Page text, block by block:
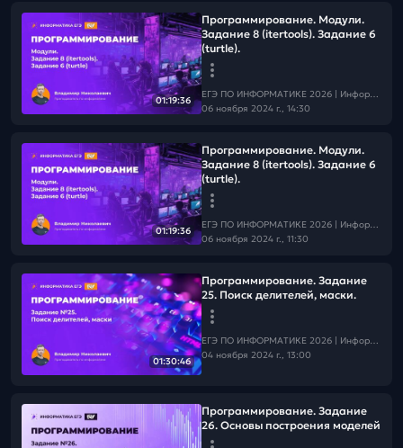
01:19:36
Программирование. Модули.
Задание 8 (itertools). Задание 6
(turtle).
ЕГЭ ПО ИНФОРМАТИКЕ 2026 | Информатика с БУ
06 ноября 2024 г., 14:30
01:19:36
Программирование. Модули.
Задание 8 (itertools). Задание 6
(turtle).
ЕГЭ ПО ИНФОРМАТИКЕ 2026 | Информатика с БУ
06 ноября 2024 г., 11:30
01:30:46
Программирование. Задание
25. Поиск делителей, маски.
ЕГЭ ПО ИНФОРМАТИКЕ 2026 | Информатика с БУ
04 ноября 2024 г., 13:00
Программирование. Задание
26. Основы построения моделей